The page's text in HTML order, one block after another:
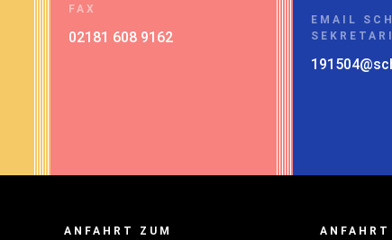
FAX
02181 608 9162
EMAIL
ANFAHRT ZUM